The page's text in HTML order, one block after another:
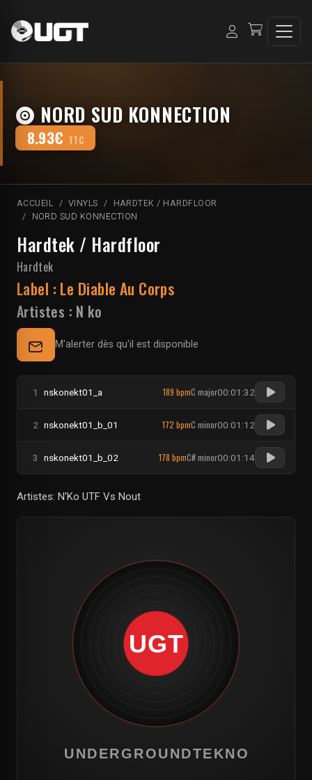
NORD SUD KONNECTION
8.93€ TTC
ACCUEIL VINYLS
HARDTEK / HARDFLOOR
NORD SUD KONNECTION
Hardtek / Hardfloor
Hardtek
Label : Le Diable Au Corps
Artistes : N ko
M'alerter dès qu'il est disponible
1 nskonekt01_a 189 bpmC major00:01:32
2 nskonekt01_b_01 172 bpmC minor00:01:12
3 nskonekt01_b_02 178 bpmC# minor00:01:14
Artistes: N'Ko UTF Vs Nout